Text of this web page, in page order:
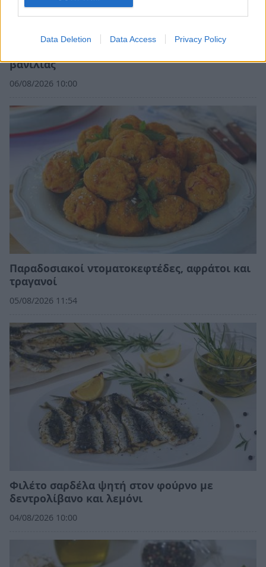
Data Deletion Data Access Privacy Policy
βανίλιας
06/08/2026 10:00
Παραδοσιακοί ντοματοκεφτέδες, αφράτοι και
τραγανοί
05/08/2026 11:54
Φιλέτο σαρδέλα ψητή στον φούρνο με
δεντρολίβανο και λεμόνι
04/08/2026 10:00